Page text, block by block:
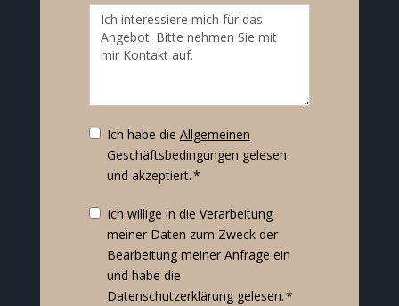
Ich habe die Allgemeinen
Geschäftsbedingungen gelesen
und akzeptiert. *
Ich willige in die Verarbeitung
meiner Daten zum Zweck der
Bearbeitung meiner Anfrage ein
und habe die
Datenschutzerklärunggelesen. *